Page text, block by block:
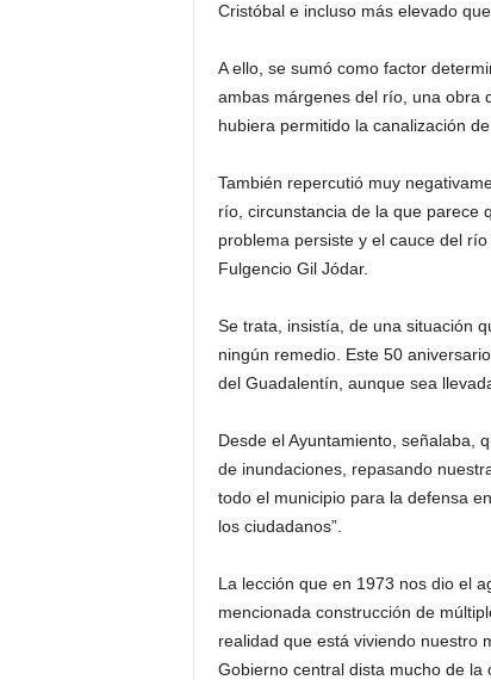
Cristóbal e incluso más elevado
A ello, se sumó como factor
ambas márgenes del río, una obra
hubiera permitido la canalización
También repercutió muy
río, circunstancia de la que parece
problema persiste y el cauce del
Fulgencio Gil Jódar.
Se trata, insistía, de una situación
ningún remedio. Este 50
del Guadalentín, aunque sea
Desde el Ayuntamiento, señalaba,
de inundaciones, repasando
todo el municipio para la defensa
los ciudadanos”.
La lección que en 1973 nos dio el
mencionada construcción de
realidad que está viviendo nuestro
Gobierno central dista mucho de